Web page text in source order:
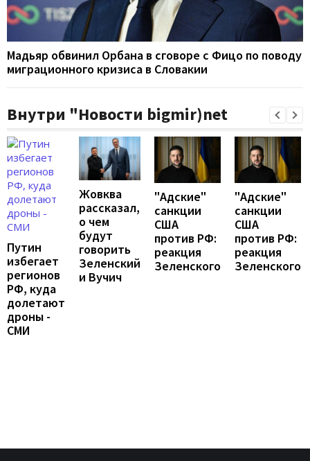
Мадьяр обвинил Орбана в сговоре с Фицо по поводу
миграционного кризиса в Словакии
Внутри "Новости bigmir)net
Путин
избегает
регионов
РФ, куда
долетают
дроны -
СМИ
Жовква
рассказал,
о чем
будут
говорить
Зеленский
и Вучич
"Адские"
санкции
США
против РФ:
реакция
Зеленского
"Адские"
санкции
США
против РФ:
реакция
Зеленского